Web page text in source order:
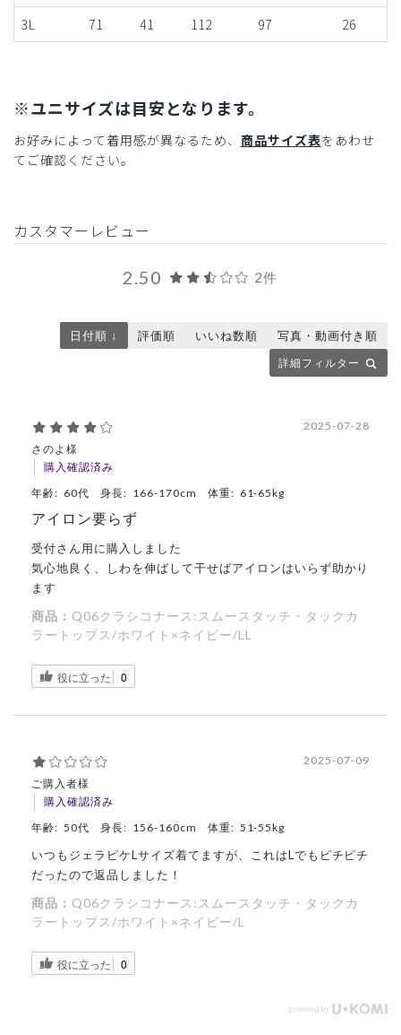
3L
71 41 112 97 26
※ユニサイズは目安となります。
お好みによって着用感が異なるため、 商品サイズ表をあわせ
てご確認ください。
カスタマーレビュー
2.50 2件
詳細フィルター
日付順 ↓ 評価順 いいね数順 写真・動画付き順
さのよ様
購入確認済み
2025-07-28
年齢: 60代 身長: 166-170cm 体重: 61-65kg
アイロン要らず
受付さん用に購入しました
気心地良く、しわを伸ばして干せばアイロンはいらず助かり
ます
商品： Q06クラシコナース:スムースタッチ・タックカ
ラートップス/ホワイト×ネイビー/LL
役に立った 0
ご購入者様
購入確認済み
2025-07-09
年齢: 50代 身長: 156-160cm 体重: 51-55kg
いつもジェラピケLサイズ着てますが、これはLでもピチピチ
だったので返品しました！
商品： Q06クラシコナース:スムースタッチ・タックカ
ラートップス/ホワイト×ネイビー/L
役に立った 0